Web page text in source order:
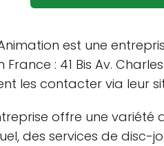
est une
France : 41 Bis Av.
les contacter via leur
offre une variété
des services de disc-